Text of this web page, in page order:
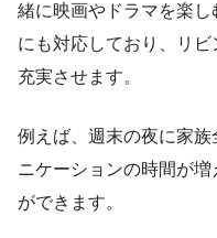
緒に映画やドラマを楽し
にも対応しており、リ
充実させます。
例えば、週末の夜に家族
ニケーションの時間が
ができます。